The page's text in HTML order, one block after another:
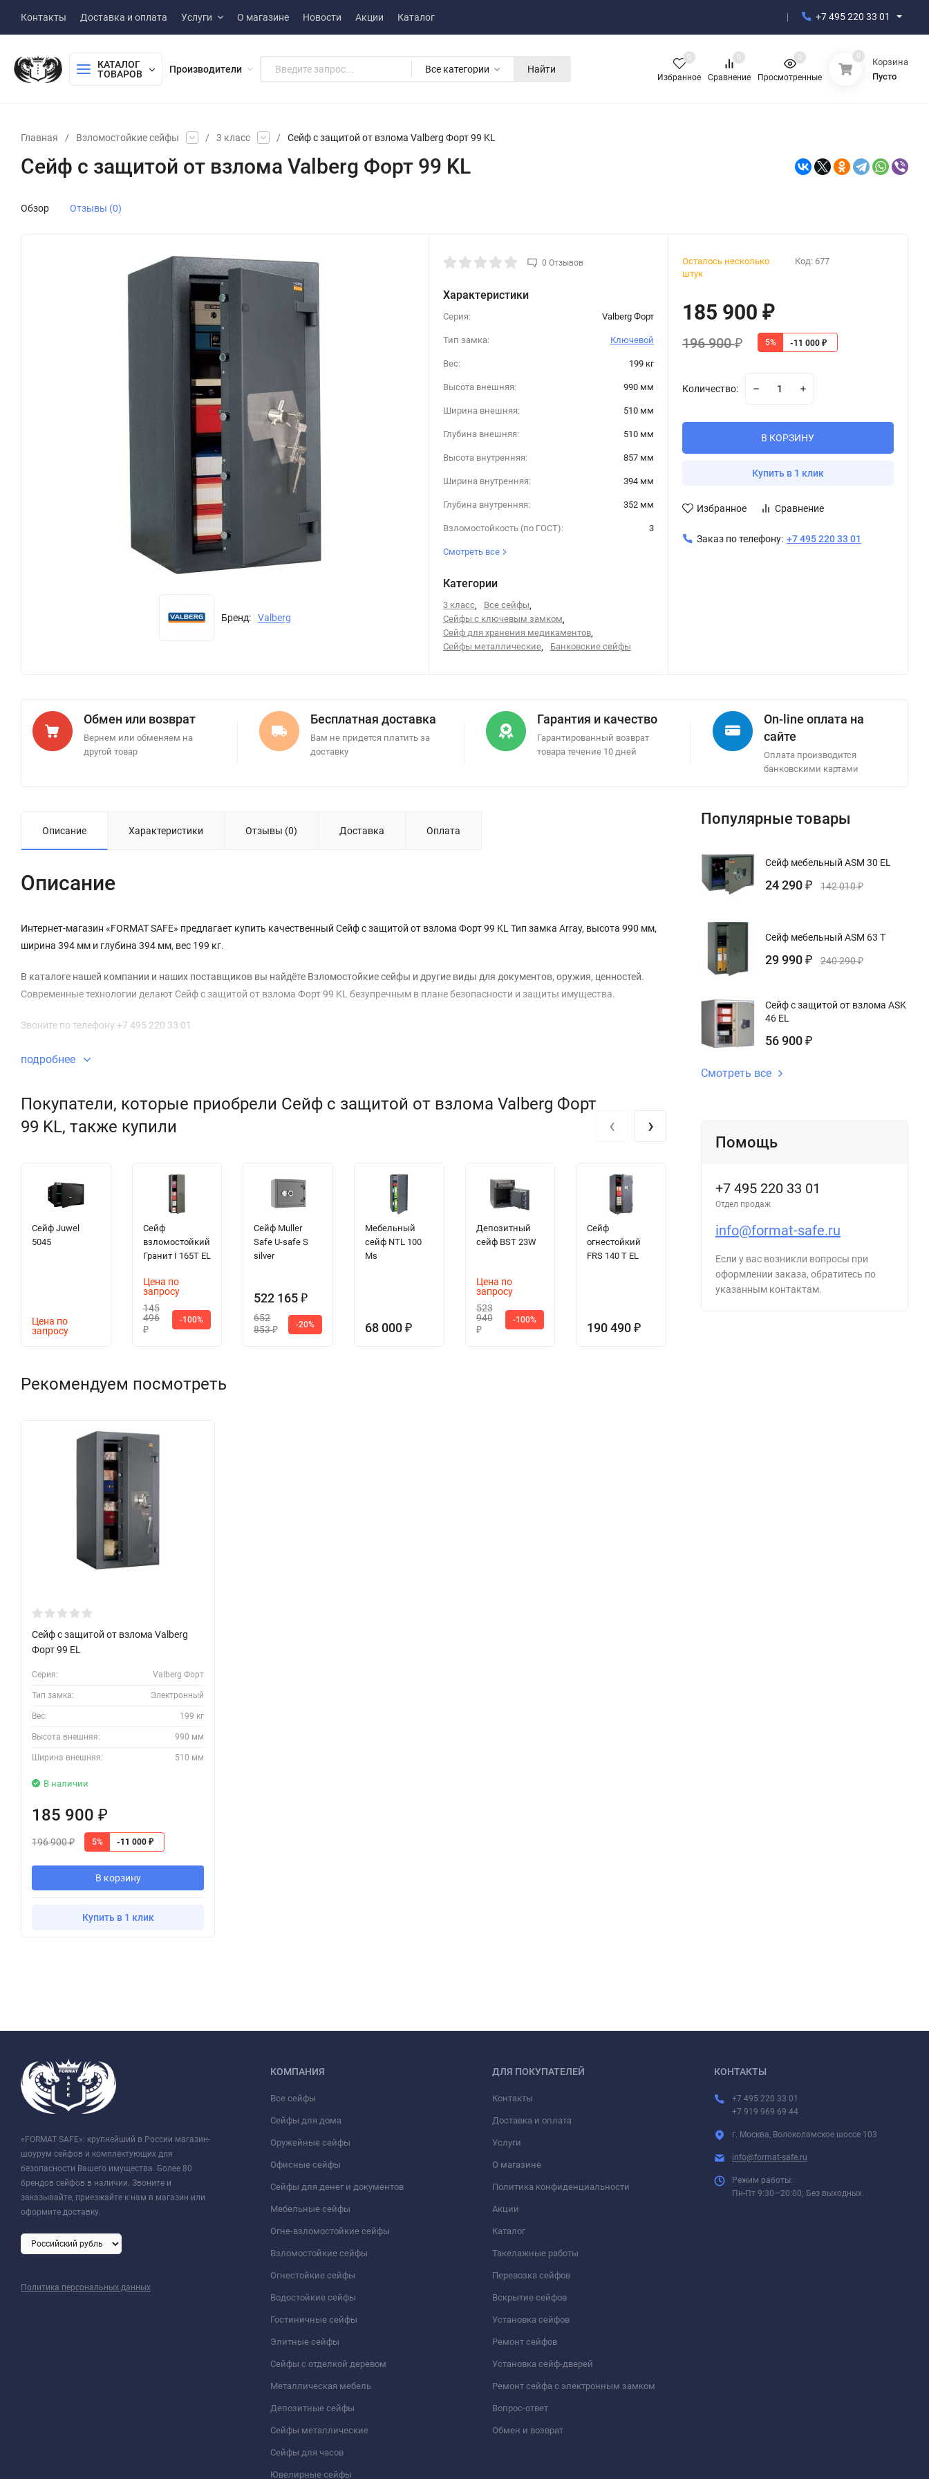
Контакты Доставка и оплата Услуги О магазине Новости Акции Каталог +7 495 220 33 01
КАТАЛОГ
ТОВАРОВ
Производители Все категории Найти
Избранное
0
Сравнение
0
Просмотренные
0 0
Корзина
Пусто
Главная / Взломостойкие сейфы / 3 класс / Сейф с защитой от взлома Valberg Форт 99 KL
Сейф с защитой от взлома Valberg Форт 99 KL
Обзор Отзывы (0)
Бренд: Valberg
0 Отзывов
Характеристики
Серия: Valberg Форт
Тип замка: Ключевой
Вес: 199 кг
Высота внешняя: 990 мм
Ширина внешняя: 510 мм
Глубина внешняя: 510 мм
Высота внутренняя: 857 мм
Ширина внутренняя: 394 мм
Глубина внутренняя: 352 мм
Взломостойкость (по ГОСТ): 3
Смотреть все
Категории
3 класс, Все сейфы,
Сейфы с ключевым замком,
Сейф для хранения медикаментов,
Сейфы металлические, Банковские сейфы
Осталось несколько
штук
Код: 677
185 900 ₽
196 900₽ 5% -11 000 ₽
Количество:
В КОРЗИНУ
Купить в 1 клик
Избранное Сравнение
Заказ по телефону: +7 495 220 33 01
Обмен или возврат
Вернем или обменяем на
другой товар
Бесплатная доставка
Вам не придется платить за
доставку
Гарантия и качество
Гарантированный возврат
товара течение 10 дней
On-line оплата на
сайте
Оплата производится
банковскими картами
Описание Характеристики Отзывы (0) Доставка Оплата
Описание
Интернет-магазин «FORMAT SAFE» предлагает купить качественный Сейф с защитой от взлома Форт 99 KL Тип замка Array, высота 990 мм,
ширина 394 мм и глубина 394 мм, вес 199 кг.
В каталоге нашей компании и наших поставщиков вы найдёте Взломостойкие сейфы и другие виды для документов, оружия, ценностей.
Современные технологии делают Сейф с защитой от взлома Форт 99 KL безупречным в плане безопасности и защиты имущества.
Звоните по телефону +7 495 220 33 01
подробнее
Покупатели, которые приобрели Сейф с защитой от взлома Valberg Форт
99 KL, также купили
Сейф Juwel
5045
Цена по
запросу
Сейф
взломостойкий
Гранит I 165T EL
Цена по
запросу
145
496
₽
-100%
Сейф Muller
Safe U-safe S
silver
522 165₽
652
853₽
-20%
Мебельный
сейф NTL 100
Ms
68 000 ₽
Депозитный
сейф BST 23W
Цена по
запросу
523
940
₽
-100%
Сейф
огнестойкий
FRS 140 T EL
190 490₽
Сейф
Defender Pro
235 EL
Мебельный
‹ ›
Рекомендуем посмотреть
Сейф с защитой от взлома Valberg
Форт 99 EL
Серия: Valberg Форт
Тип замка: Электронный
Вес: 199 кг
Высота внешняя: 990 мм
Ширина внешняя: 510 мм
В наличии
185 900 ₽
196 900₽ 5% -11 000 ₽
В корзину
Купить в 1 клик
Популярные товары
Сейф мебельный ASM 30 EL
24 290 ₽ 142 010₽
Сейф мебельный ASM 63 T
29 990 ₽ 240 290₽
Сейф с защитой от взлома ASK
46 EL
56 900 ₽
Смотреть все
Помощь
+7 495 220 33 01
Отдел продаж
info@format-safe.ru
Если у вас возникли вопросы при
оформлении заказа, обратитесь по
указанным контактам.
«FORMAT SAFE»: крупнейший в России магазин-
шоурум сейфов и комплектующих для
безопасности Вашего имущества. Более 80
брендов сейфов в наличии. Звоните и
заказывайте, приезжайте к нам в магазин или
оформите доставку.
Политика персональных данных
КОМПАНИЯ
Все сейфы
Сейфы для дома
Оружейные сейфы
Офисные сейфы
Сейфы для денег и документов
Мебельные сейфы
Огне-взломостойкие сейфы
Взломостойкие сейфы
Огнестойкие сейфы
Водостойкие сейфы
Гостиничные сейфы
Элитные сейфы
Сейфы с отделкой деревом
Металлическая мебель
Депозитные сейфы
Сейфы металлические
Сейфы для часов
Ювелирные сейфы
ДЛЯ ПОКУПАТЕЛЕЙ
Контакты
Доставка и оплата
Услуги
О магазине
Политика конфиденциальности
Акции
Каталог
Такелажные работы
Перевозка сейфов
Вскрытие сейфов
Установка сейфов
Ремонт сейфов
Установка сейф-дверей
Ремонт сейфа с электронным замком
Вопрос-ответ
Обмен и возврат
КОНТАКТЫ
+7 495 220 33 01
+7 919 969 69 44
г. Москва, Волоколамское шоссе 103
info@format-safe.ru
Режим работы:
Пн-Пт 9:30—20:00; Без выходных.